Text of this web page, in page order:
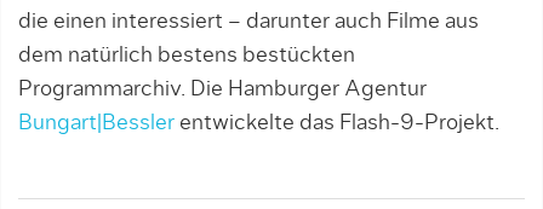
die einen interessiert – darunter auch Filme aus
dem natürlich bestens bestückten
Programmarchiv. Die Hamburger Agentur
Bungart|Bessler entwickelte das Flash-9-Projekt.